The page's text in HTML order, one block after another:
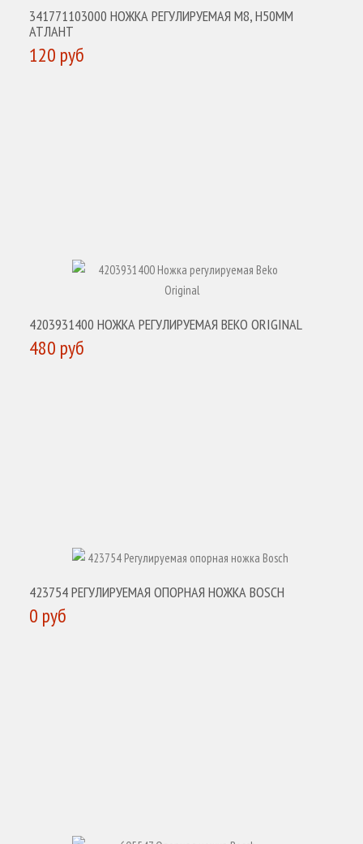
341771103000 НОЖКА РЕГУЛИРУЕМАЯ M8, H50MM
АТЛАНТ
120 руб
4203931400 НОЖКА РЕГУЛИРУЕМАЯ BEKO ORIGINAL
480 руб
423754 РЕГУЛИРУЕМАЯ ОПОРНАЯ НОЖКА BOSCH
0 руб